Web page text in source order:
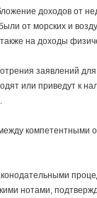
доходов от
от морских и
на доходы
заявлений для
или приведут к
компетентными
нотами,